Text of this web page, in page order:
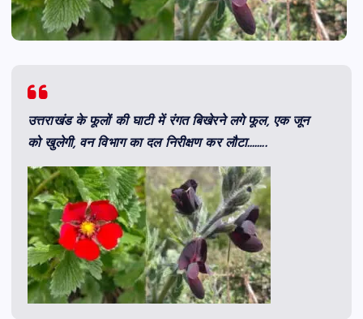
उत्तराखंड के फूलों की घाटी में रंगत बिखेरने लगे फूल, एक जून
को खुलेगी, वन विभाग का दल निरीक्षण कर लौटा……..